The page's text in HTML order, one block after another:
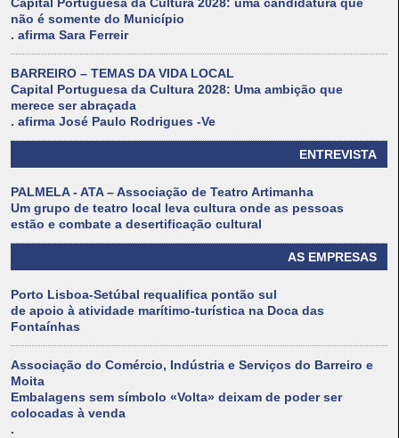
Capital Portuguesa da Cultura 2028: uma candidatura que
não é somente do Município
. afirma Sara Ferreir
BARREIRO – TEMAS DA VIDA LOCAL
Capital Portuguesa da Cultura 2028: Uma ambição que
merece ser abraçada
. afirma José Paulo Rodrigues -Ve
ENTREVISTA
PALMELA - ATA – Associação de Teatro Artimanha
Um grupo de teatro local leva cultura onde as pessoas
estão e combate a desertificação cultural
AS EMPRESAS
Porto Lisboa-Setúbal requalifica pontão sul
de apoio à atividade marítimo-turística na Doca das
Fontaínhas
Associação do Comércio, Indústria e Serviços do Barreiro e
Moita
Embalagens sem símbolo «Volta» deixam de poder ser
colocadas à venda
.